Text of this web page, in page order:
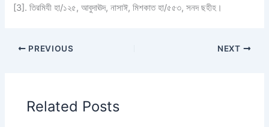
[3]. তিরমিযী হা/১২৫, আবুদাঊদ, নাসাঈ, মিশকাত হা/৫৫৩, সনদ ছহীহ।
PREVIOUS NEXT
Related Posts